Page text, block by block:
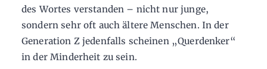
des Wortes verstanden – nicht nur junge,
sondern sehr oft auch ältere Menschen. In der
Generation Z jedenfalls scheinen „Querdenker“
in der Minderheit zu sein.